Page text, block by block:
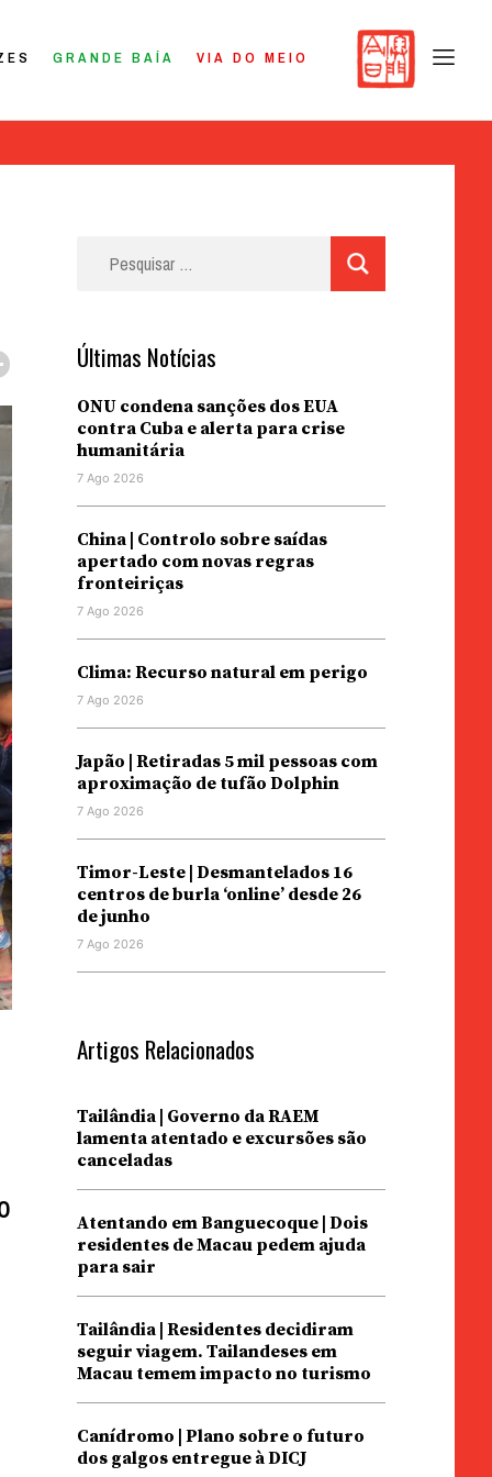
GRANDE BAÍA VIA DO MEIO
Últimas Notícias
ONU condena sanções dos EUA
contra Cuba e alerta para crise
humanitária
7 Ago 2026
China | Controlo sobre saídas
apertado com novas regras
fronteiriças
7 Ago 2026
Clima: Recurso natural em perigo
7 Ago 2026
Japão | Retiradas 5 mil pessoas com
aproximação de tufão Dolphin
7 Ago 2026
Timor-Leste | Desmantelados 16
centros de burla ‘online’ desde 26
de junho
7 Ago 2026
Artigos Relacionados
Tailândia | Governo da RAEM
lamenta atentado e excursões são
canceladas
Atentando em Banguecoque | Dois
residentes de Macau pedem ajuda
para sair
Tailândia | Residentes decidiram
seguir viagem. Tailandeses em
Macau temem impacto no turismo
Canídromo | Plano sobre o futuro
dos galgos entregue à DICJ